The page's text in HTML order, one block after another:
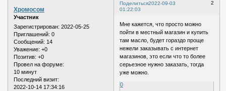
Поделиться 2
2022-09-03
01:22:03
Хромосом
Участник
Зарегистрирован: 2022-05-25
Приглашений: 0
Сообщений: 14
Уважение: +0
Позитив: +0
Провел на форуме:
10 минут
Последний визит:
2022-10-14 17:34:16
Мне кажется, что просто можно
пойти в местный магазин и купить
там масло, будет гораздо проще
нежели заказывать с интернет
магазинов, это если что то более
серьезное нужно заказать, тогда
уже можно.
0